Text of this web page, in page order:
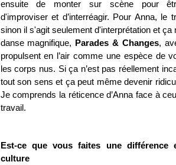
ensuite de monter sur scène pour
d'improviser et d’interréagir. Pour Anna, le
sinon il s'agit seulement d'interprétation et ça
danse magnifique,
Parades & Changes,
propulsent en l’air comme une espèce de
les corps nus. Si ça n’est pas réellement
tout son sens et ça peut même devenir
Je comprends la réticence d’Anna face à
travail.
Est-ce que vous faites une différence
culture